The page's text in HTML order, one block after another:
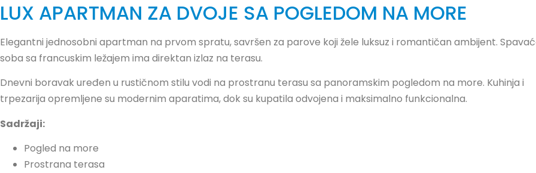
LUX APARTMAN ZA DVOJE SA POGLEDOM NA MORE
Elegantni jednosobni apartman na prvom spratu, savršen za parove koji žele luksuz i romantičan ambijent.
soba sa francuskim ležajem ima direktan izlaz na terasu.
Dnevni boravak uređen u rustičnom stilu vodi na prostranu terasu sa panoramskim pogledom na more. Kuhinja i
trpezarija opremljene su modernim aparatima, dok su kupatila odvojena i maksimalno funkcionalna.
Sadržaji:
Pogled na more
Prostrana terasa